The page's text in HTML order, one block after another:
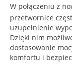
W połączeniu z
przetwornice
uzupełnienie
Dzięki nim
dostosowanie
komfortu i